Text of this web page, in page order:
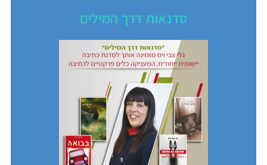
סדנאות דרך המילים